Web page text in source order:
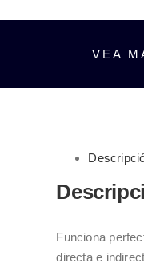
VEA
Funciona
directa e